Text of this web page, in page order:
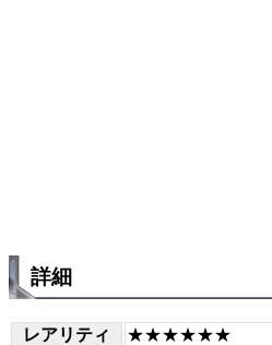
詳細
レアリティ
★★★★★★